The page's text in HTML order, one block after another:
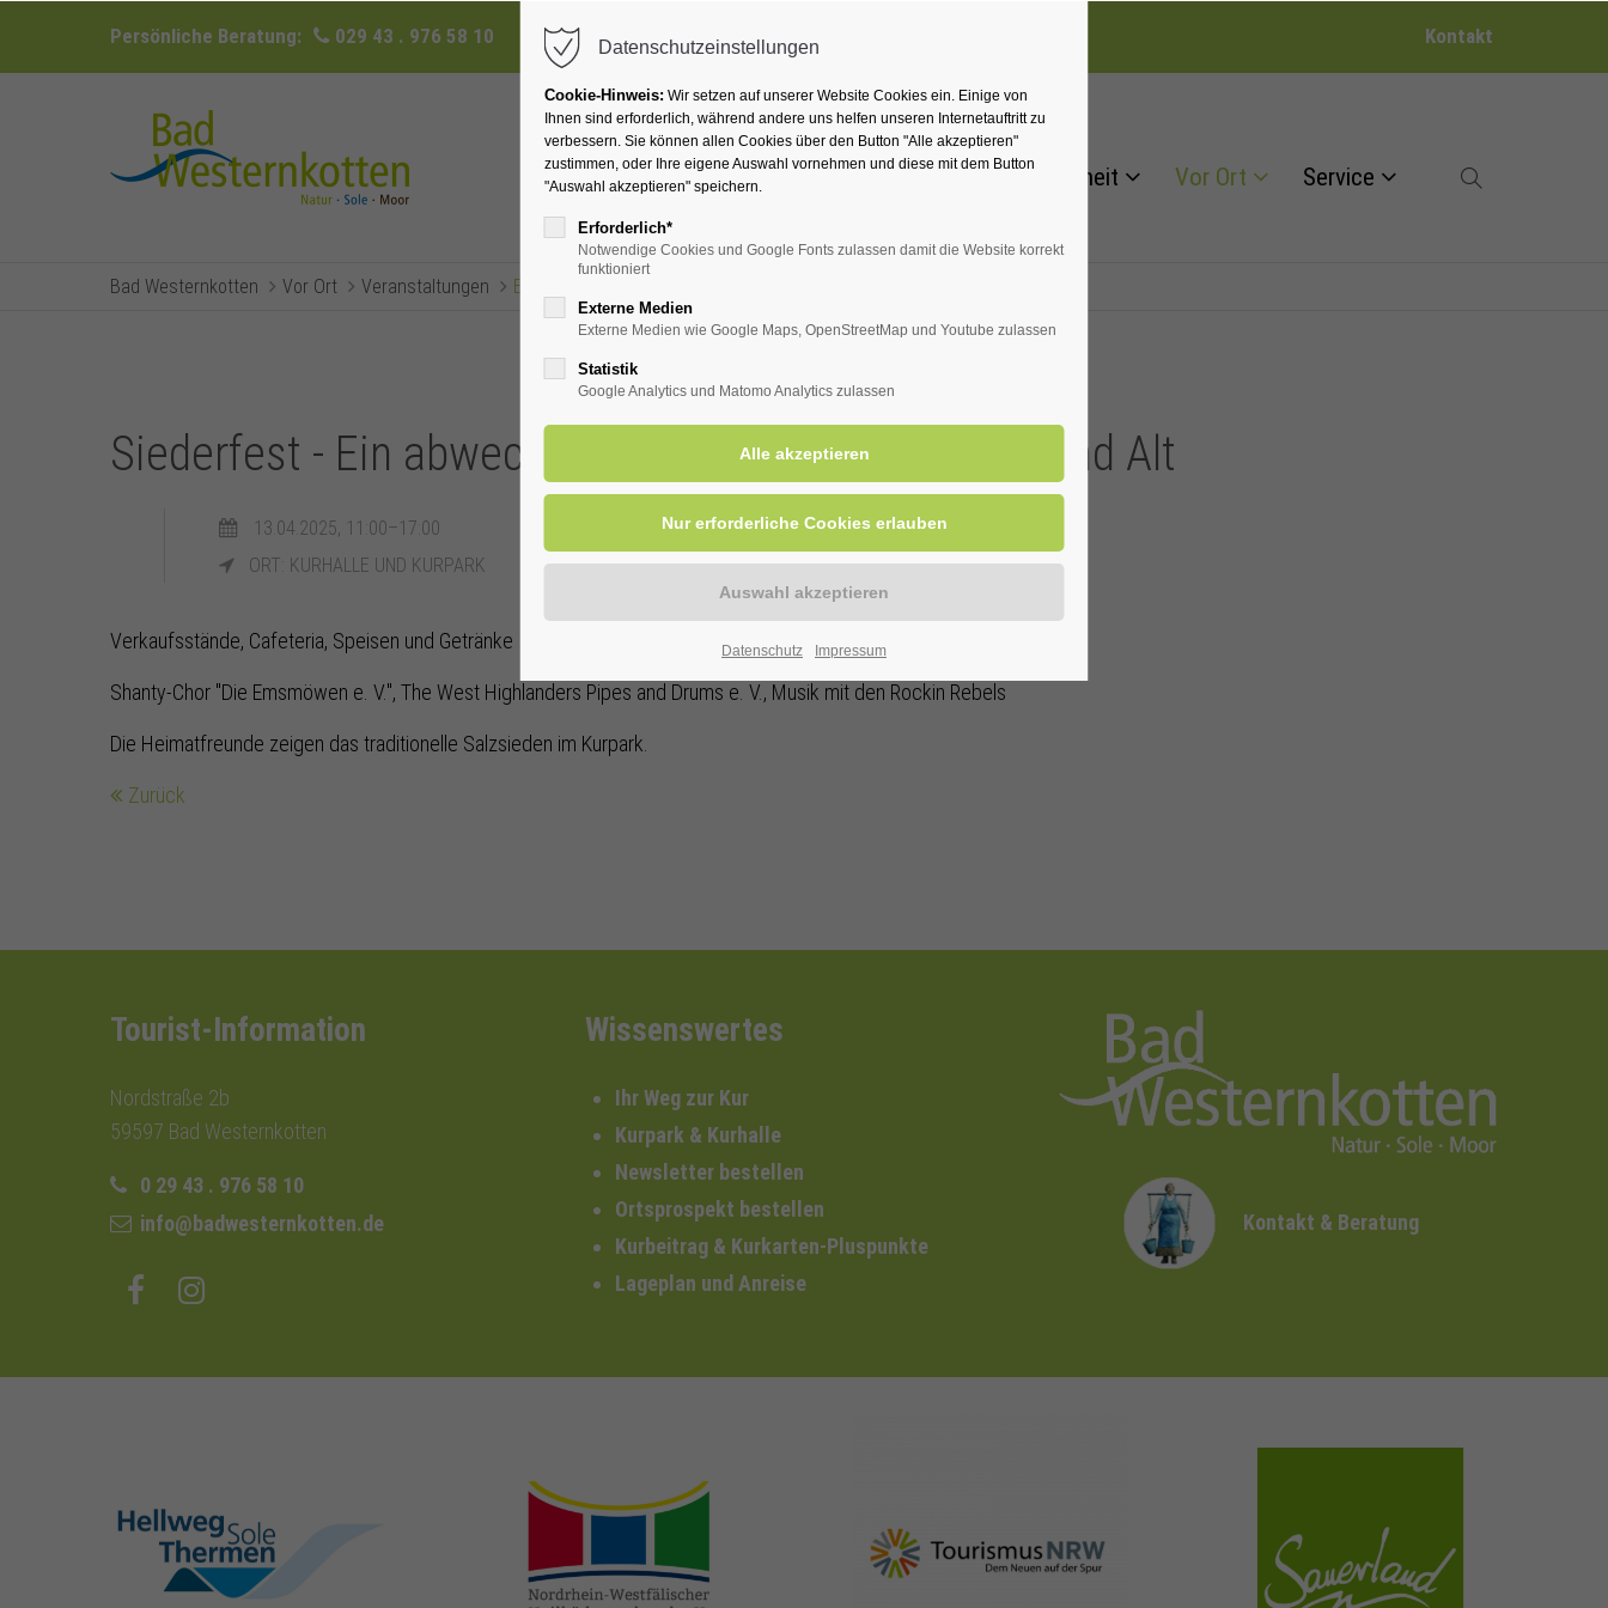
Persönliche Beratung: 029 43 . 976 58 10 info@badwesternkotten.de Kontakt
Ihr Heilbad Übernachten Für Ihre Gesundheit Vor Ort Service
Bad Westernkotten Vor Ort Veranstaltungen Eventsreader (Timeline)
Siederfest - Ein abwechslungsreicher Tag für Jung und Alt
13.04.2025, 11:00–17:00
ORT: KURHALLE UND KURPARK
Verkaufsstände, Cafeteria, Speisen und Getränke
Shanty-Chor "Die Emsmöwen e. V.", The West Highlanders Pipes and Drums e. V., Musik mit den Rockin Rebels
Die Heimatfreunde zeigen das traditionelle Salzsieden im Kurpark.
Zurück
Tourist-Information
Nordstraße 2b
59597 Bad Westernkotten
0 29 43 . 976 58 10
info@badwesternkotten.de
Wissenswertes
Ihr Weg zur Kur
Kurpark & Kurhalle
Newsletter bestellen
Ortsprospekt bestellen
Kurbeitrag & Kurkarten-Pluspunkte
Lageplan und Anreise
Kontakt & Beratung
hellweg-sole-
thermen.de
heilbaeder.de
nrw-tourismus.de sauerland.com
Datenschutzeinstellungen
Cookie-Hinweis: Wir setzen auf unserer Website Cookies ein. Einige von
Ihnen sind erforderlich, während andere uns helfen unseren Internetauftritt zu
verbessern. Sie können allen Cookies über den Button "Alle akzeptieren"
zustimmen, oder Ihre eigene Auswahl vornehmen und diese mit dem Button
"Auswahl akzeptieren" speichern.
Erforderlich*
Notwendige Cookies und Google Fonts zulassen damit die Website korrekt
funktioniert
Externe Medien
Externe Medien wie Google Maps, OpenStreetMap und Youtube zulassen
Statistik
Google Analytics und Matomo Analytics zulassen
Datenschutz Impressum